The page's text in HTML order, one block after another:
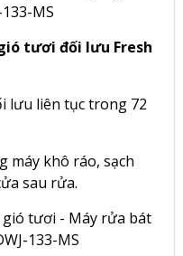
tươi đối lưu Fresh
lưu liên tục trong 72
máy khô ráo, sạch
sau rửa.